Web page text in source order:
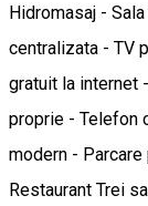
Hidromasaj -
centralizata - TV
gratuit la internet
proprie - Telefon
modern -
Restaurant Trei